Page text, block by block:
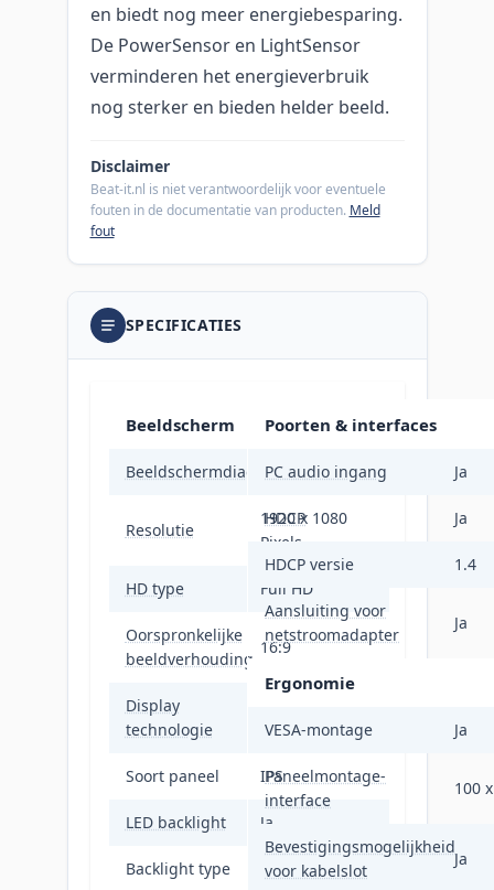
en biedt nog meer energiebesparing.
De PowerSensor en LightSensor
verminderen het energieverbruik
nog sterker en bieden helder beeld.
Disclaimer
Beat-it.nl is niet verantwoordelijk voor eventuele
fouten in de documentatie van producten. Meld
fout
SPECIFICATIES
Beeldscherm
Beeldschermdiagonaal68,6 cm (27")
Resolutie
1920 x 1080
Pixels
HD type Full HD
Oorspronkelijke
beeldverhouding
16:9
Display
technologie
Soort paneel IPS
LED backlight Ja
Backlight type W-LED
Poorten & interfaces
PC audio ingang Ja
HDCP Ja
HDCP versie 1.4
Aansluiting voor
netstroomadapter
Ja
Ergonomie
VESA-montage Ja
Paneelmontage-
interface
100
Bevestigingsmogelijkheid
voor kabelslot
Ja